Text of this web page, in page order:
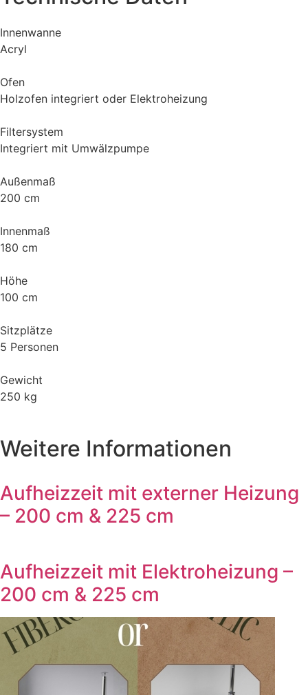
Innenwanne
Acryl
Ofen
Holzofen integriert oder Elektroheizung
Filtersystem
Integriert mit Umwälzpumpe
Außenmaß
200 cm
Innenmaß
180 cm
Höhe
100 cm
Sitzplätze
5 Personen
Gewicht
250 kg
Weitere Informationen
Aufheizzeit mit externer Heizung
– 200 cm & 225 cm
Aufheizzeit mit Elektroheizung –
200 cm & 225 cm